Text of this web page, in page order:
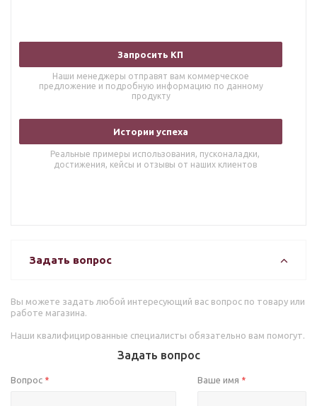
Запросить КП
Наши менеджеры отправят вам коммерческое
предложение и подробную информацию по данному
продукту
Истории успеха
Реальные примеры использования, пусконаладки,
достижения, кейсы и отзывы от наших клиентов
Задать вопрос
Вы можете задать любой интересующий вас вопрос по товару или
работе магазина.
Наши квалифицированные специалисты обязательно вам помогут.
Задать вопрос
Вопрос * Ваше имя *